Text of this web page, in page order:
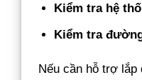
Kiểm tra hệ
Kiểm tra
Nếu cần hỗ trợ lắp